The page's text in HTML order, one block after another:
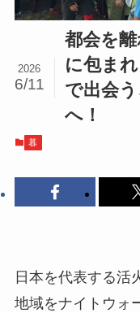
都会を
に包ま
で出会
へ！
2026
6/11
暮
日本を代表する活
地域をナイトウォ